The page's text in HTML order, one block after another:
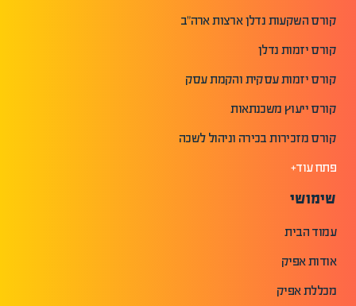
קורס השקעות נדלן ארצות ארה"ב
קורס יזמות נדלן
קורס יזמות עסקית והקמת עסק
קורס ייעוץ משכנתאות
קורס מזכירות בכירה וניהול לשכה
פתח עוד+
שימושי
עמוד הבית
אודות אפיק
מכללת אפיק